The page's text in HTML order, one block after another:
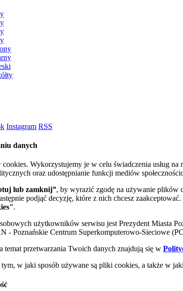
Instagram RSS
danych
Wykorzystujemy je w celu świadczenia usług
oraz udostępnianie funkcji mediów
lub zamknij”, by wyrazić zgodę na używanie plików
podjąć decyzję, które z nich chcesz
.
użytkowników serwisu jest Prezydent Miasta
- Poznańskie Centrum Superkomputerowo-Sieciowe
temat przetwarzania Twoich danych znajdują się w
tym, w jaki sposób używane są pliki cookies, a także w